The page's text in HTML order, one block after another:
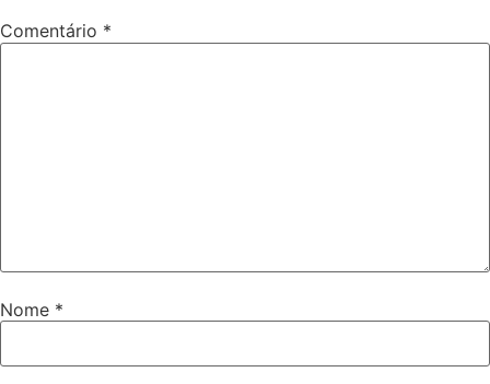
Comentário *
Nome *